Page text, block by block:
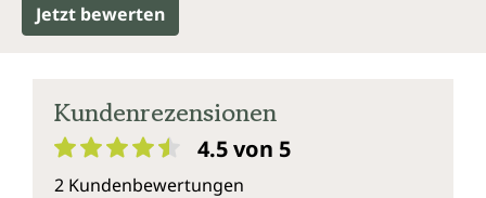
Jetzt bewerten
Kundenrezensionen
4.5 von 5
2 Kundenbewertungen